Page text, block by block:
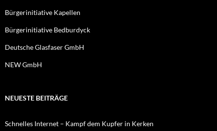
Bürgerinitiative Kapellen
Bürgerinitiative Bedburdyck
Deutsche Glasfaser GmbH
NEW GmbH
NEUESTE BEITRÄGE
Schnelles Internet – Kampf dem Kupfer in Kerken